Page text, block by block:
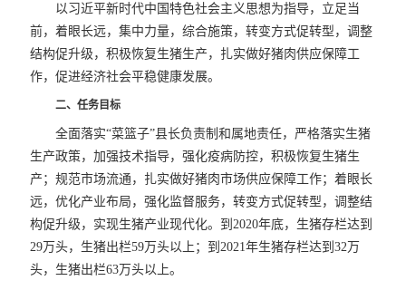
以习近平新时代中国特色社会主义思想为指导，立足当
前，着眼长远，集中力量，综合施策，转变方式促转型，调整
结构促升级，积极恢复生猪生产，扎实做好猪肉供应保障工
作，促进经济社会平稳健康发展。
二、任务目标
全面落实“菜篮子”县长负责制和属地责任，严格落实生猪
生产政策，加强技术指导，强化疫病防控，积极恢复生猪生
产；规范市场流通，扎实做好猪肉市场供应保障工作；着眼长
远，优化产业布局，强化监督服务，转变方式促转型，调整结
构促升级，实现生猪产业现代化。到2020年底，生猪存栏达到
29万头，生猪出栏59万头以上；到2021年生猪存栏达到32万
头，生猪出栏63万头以上。